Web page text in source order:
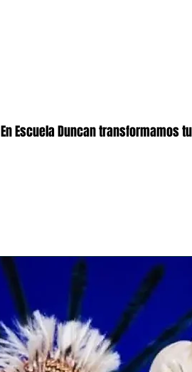
En Escuela Duncan transformamos